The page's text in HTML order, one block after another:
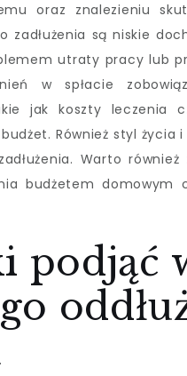
oraz znalezieniu
zadłużenia są niskie
utraty pracy lub
w spłacie
jak koszty leczenia
Również styl życia
Warto
budżetem domowym
podjąć